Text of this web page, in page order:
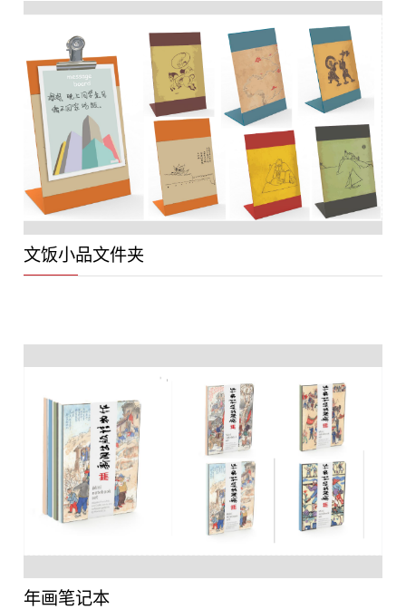
文饭小品文件夹
年画笔记本